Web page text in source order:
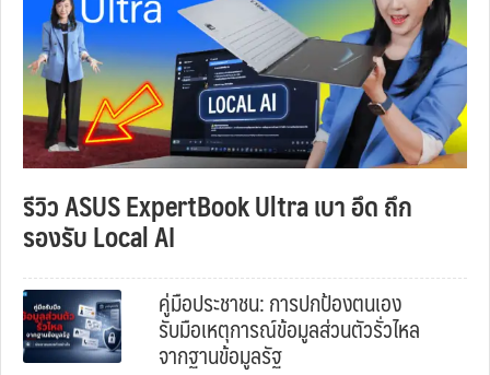
รีวิว ASUS ExpertBook Ultra เบา อึด ถึก
รองรับ Local AI
คู่มือประชาชน: การปกป้องตนเอง
รับมือเหตุการณ์ข้อมูลส่วนตัวรั่วไหล
จากฐานข้อมูลรัฐ